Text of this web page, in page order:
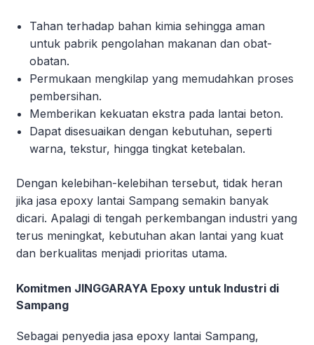
Tahan terhadap bahan kimia sehingga aman
untuk pabrik pengolahan makanan dan obat-
obatan.
Permukaan mengkilap yang memudahkan proses
pembersihan.
Memberikan kekuatan ekstra pada lantai beton.
Dapat disesuaikan dengan kebutuhan, seperti
warna, tekstur, hingga tingkat ketebalan.
Dengan kelebihan-kelebihan tersebut, tidak heran
jika jasa epoxy lantai Sampang semakin banyak
dicari. Apalagi di tengah perkembangan industri yang
terus meningkat, kebutuhan akan lantai yang kuat
dan berkualitas menjadi prioritas utama.
Komitmen JINGGARAYA Epoxy untuk Industri di
Sampang
Sebagai penyedia jasa epoxy lantai Sampang,